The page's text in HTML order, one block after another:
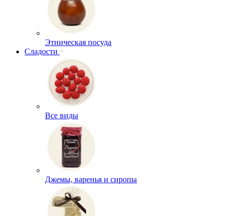
Этническая посуда
Сладости
Все виды
Джемы, варенья и сиропы